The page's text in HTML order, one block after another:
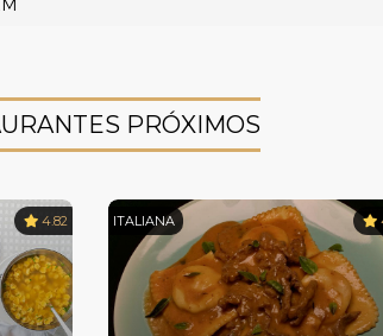
PRÓXIMOS
4.82 ITALIANA